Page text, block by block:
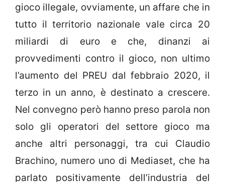
gioco illegale, ovviamente, un affare che in
tutto il territorio nazionale vale circa 20
miliardi di euro e che, dinanzi ai
provvedimenti contro il gioco, non ultimo
l’aumento del PREU dal febbraio 2020, il
terzo in un anno, è destinato a crescere.
Nel convegno però hanno preso parola non
solo gli operatori del settore gioco ma
anche altri personaggi, tra cui Claudio
Brachino, numero uno di Mediaset, che ha
parlato positivamente dell’industria del